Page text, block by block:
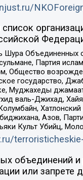
Объединенных
Партия
Общество
государство,
Муджахеды
валь-Джихад,
Азов,
Культ Убийц,
объединений
или запрете